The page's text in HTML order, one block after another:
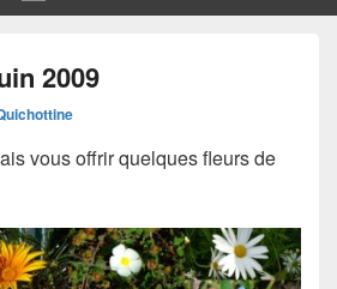
2009
vous offrir quelques fleurs de